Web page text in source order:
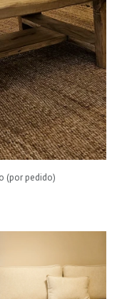
(por pedido)